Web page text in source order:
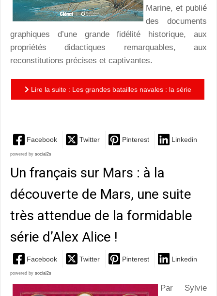
Marine, et publié
des documents
graphiques d’une grande fidélité historique, aux
propriétés didactiques remarquables, aux
reconstitutions précises et captivantes.
Lire la suite : Les grandes batailles navales : la série
Facebook Twitter Pinterest Linkedin
powered by social2s
Un français sur Mars : à la
découverte de Mars, une suite
très attendue de la formidable
série d’Alex Alice !
Facebook Twitter Pinterest Linkedin
powered by social2s
Par Sylvie